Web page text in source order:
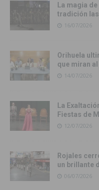
La magia
tradición
16/07/2026
Orihuela
que miran
14/07/2026
La
Fiestas de
12/07/2026
Rojales
un brillante
06/07/2026